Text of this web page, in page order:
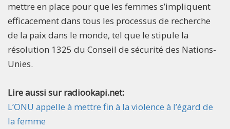
mettre en place pour que les femmes s’impliquent
efficacement dans tous les processus de recherche
de la paix dans le monde, tel que le stipule la
résolution 1325 du Conseil de sécurité des Nations-
Unies.​
Lire aussi sur radiookapi.net:
L’ONU appelle à mettre fin à la violence à l’égard de
la femme